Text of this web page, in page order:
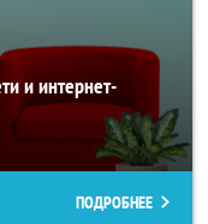
и интернет-
ПОДРОБНЕЕ